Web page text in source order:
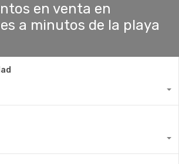
en venta en
a minutos de la playa